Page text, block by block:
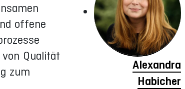
offene
Qualität
zum
Alexandra
Habicher